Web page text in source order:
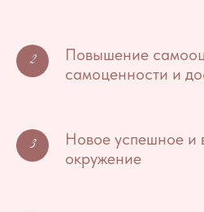
Повышение
самоценности и
Новое успешное и
окружение